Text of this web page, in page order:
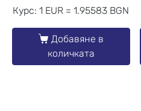
Курс: 1 EUR = 1.95583 BGN
Добавяне в
количката